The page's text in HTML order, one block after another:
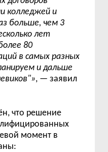
колледжей и
больше, чем 3
лет
80
в самых разных
и дальше
», — заявил
что решение
момент в